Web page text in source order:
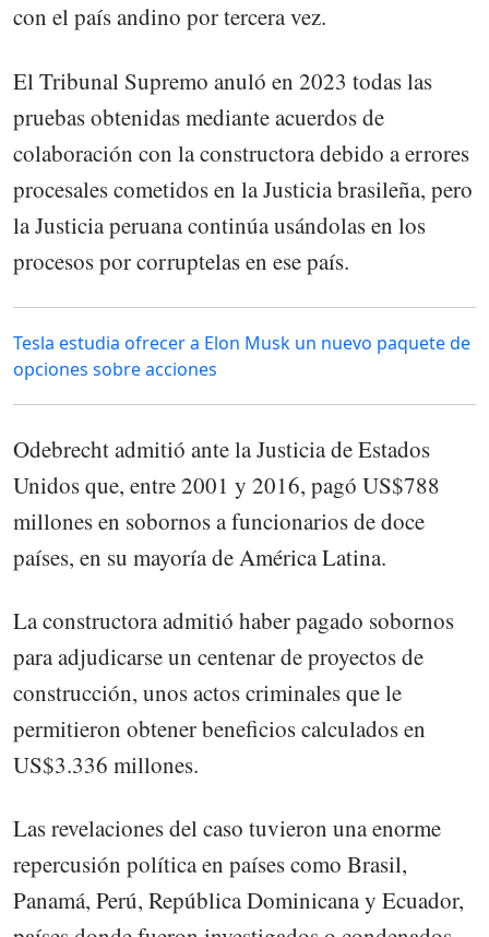
con el país andino por tercera vez.
El Tribunal Supremo anuló en 2023 todas las
pruebas obtenidas mediante acuerdos de
colaboración con la constructora debido a errores
procesales cometidos en la Justicia brasileña, pero
la Justicia peruana continúa usándolas en los
procesos por corruptelas en ese país.
Tesla estudia ofrecer a Elon Musk un nuevo paquete de
opciones sobre acciones
Odebrecht admitió ante la Justicia de Estados
Unidos que, entre 2001 y 2016, pagó US$788
millones en sobornos a funcionarios de doce
países, en su mayoría de América Latina.
La constructora admitió haber pagado sobornos
para adjudicarse un centenar de proyectos de
construcción, unos actos criminales que le
permitieron obtener beneficios calculados en
US$3.336 millones.
Las revelaciones del caso tuvieron una enorme
repercusión política en países como Brasil,
Panamá, Perú, República Dominicana y Ecuador,